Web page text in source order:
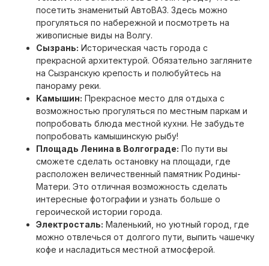
посетить знаменитый АвтоВАЗ. Здесь можно
прогуляться по набережной и посмотреть на
живописные виды на Волгу.
Сызрань: Историческая часть города с
прекрасной архитектурой. Обязательно загляните
на Сызранскую крепость и полюбуйтесь на
панораму реки.
Камышин: Прекрасное место для отдыха с
возможностью прогуляться по местным паркам и
попробовать блюда местной кухни. Не забудьте
попробовать камышинскую рыбу!
Площадь Ленина в Волгограде: По пути вы
сможете сделать остановку на площади, где
расположен величественный памятник Родины-
Матери. Это отличная возможность сделать
интересные фотографии и узнать больше о
героической истории города.
Электросталь: Маленький, но уютный город, где
можно отвлечься от долгого пути, выпить чашечку
кофе и насладиться местной атмосферой.